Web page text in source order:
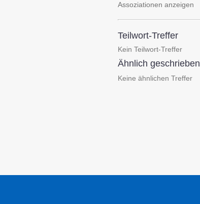
Assoziationen anzeigen
Teilwort-Treffer
Kein Teilwort-Treffer
Ähnlich geschrieben
Keine ähnlichen Treffer